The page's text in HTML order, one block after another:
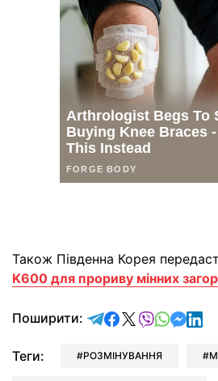
Також Південна Корея
K600 для прориву мінних
Поширити: відправити у
поділитись у
поділитись у
Теги: РОЗМІНУВАННЯ